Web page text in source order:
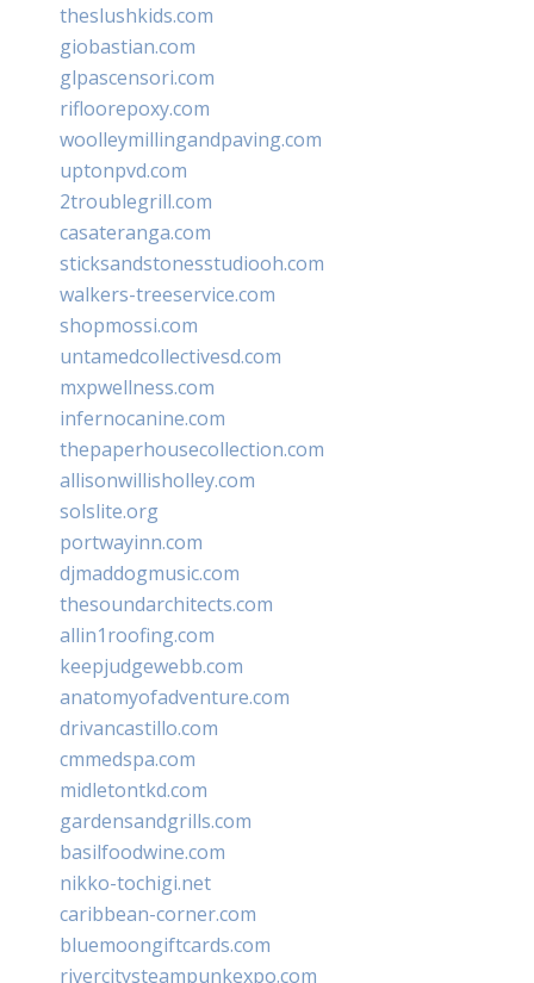
theslushkids.com
giobastian.com
glpascensori.com
rifloorepoxy.com
woolleymillingandpaving.com
uptonpvd.com
2troublegrill.com
casateranga.com
sticksandstonesstudiooh.com
walkers-treeservice.com
shopmossi.com
untamedcollectivesd.com
mxpwellness.com
infernocanine.com
thepaperhousecollection.com
allisonwillisholley.com
solslite.org
portwayinn.com
djmaddogmusic.com
thesoundarchitects.com
allin1roofing.com
keepjudgewebb.com
anatomyofadventure.com
drivancastillo.com
cmmedspa.com
midletontkd.com
gardensandgrills.com
basilfoodwine.com
nikko-tochigi.net
caribbean-corner.com
bluemoongiftcards.com
rivercitysteampunkexpo.com